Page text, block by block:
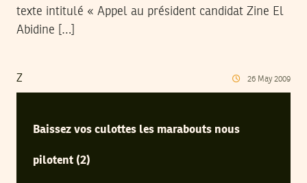
texte intitulé « Appel au président candidat Zine El
Abidine […]
Z 26 May 2009
Baissez vos culottes les marabouts nous
pilotent (2)